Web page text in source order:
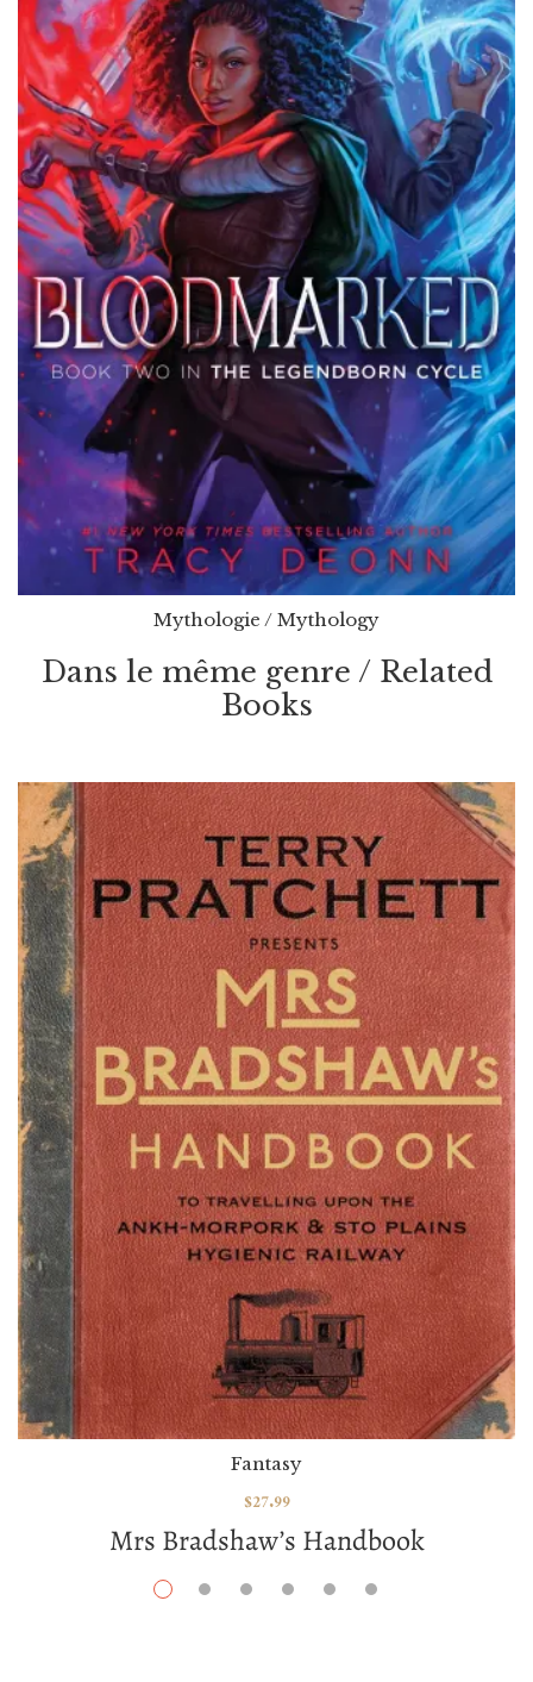
Bloodmarked
Mythologie / Mythology
$
VOIR / VIEW
Dans le même genre / Related
Books
Mrs Bradshaw’s Handbook
Fantasy
$27.99
Par / By Terry Pratchett